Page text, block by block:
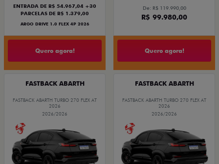
ENTRADA DE R$ 54.967,04 +30
PARCELAS DE R$ 1.379,00
ARGO DRIVE 1.0 FLEX 4P 2026
Quero agora!
De: R$ 119.990,00
R$ 99.980,00
Quero agora!
FASTBACK ABARTH
FASTBACK ABARTH TURBO 270 FLEX AT
2026
2026/2026
FASTBACK ABARTH
FASTBACK ABARTH TURBO 270 FLEX AT
2026
2026/2026